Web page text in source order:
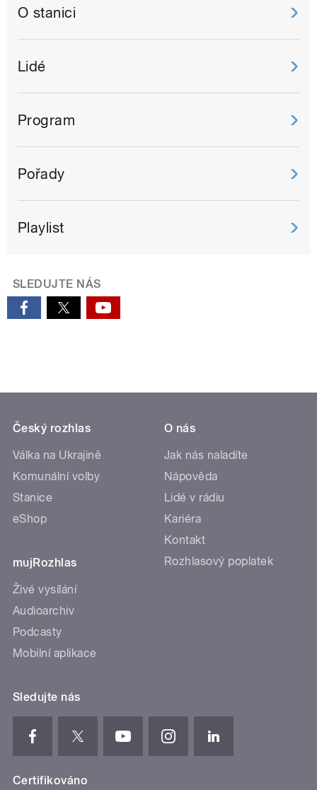
O stanici
Lidé
Program
Pořady
Playlist
SLEDUJTE NÁS
Český rozhlas
Válka na Ukrajině
Komunální volby
Stanice
eShop
mujRozhlas
Živé vysílání
Audioarchiv
Podcasty
Mobilní aplikace
O nás
Jak nás naladíte
Nápověda
Lidé v rádiu
Kariéra
Kontakt
Rozhlasový poplatek
Sledujte nás
Certifikováno